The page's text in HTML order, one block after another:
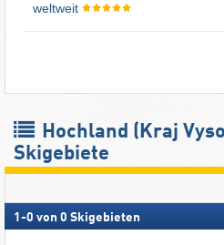
weltweit
Hochland (Kraj
Skigebiete
1 -0 von 0 Skigebieten